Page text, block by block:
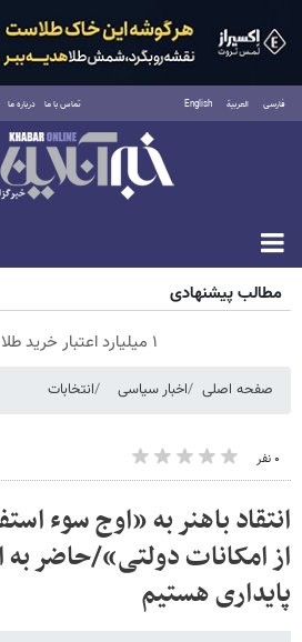
فارسی العربية English تماس با ما درباره ما
پنجشنبه ۱۵ مرداد ۱۴۰۵
مطالب پیشنهادی
۱ میلیارد اعتبار خرید طلا | بدون ضامن و چک
صفحه اصلی اخبار سیاسی انتخابات
۰ نفر
انتقاد باهنر به «اوج سوء
از امکانات دولتی»/حاضر به
پایداری هستیم